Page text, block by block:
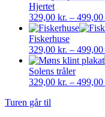
Hjertet
329,00 kr. – 499,00
Fiskerhuse
329,00 kr. – 499,00
Solens tråler
329,00 kr. – 499,00
Turen går til